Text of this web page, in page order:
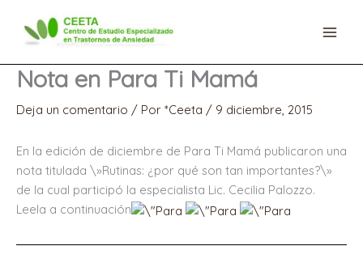
contenido
Nota en Para Ti Mamá
Deja un comentario / Por *Ceeta / 9 diciembre, 2015
En la edición de diciembre de Para Ti Mamá publicaron una
nota titulada \»Rutinas: ¿por qué son tan importantes?\»
de la cual participó la especialista Lic. Cecilia Palozzo.
Leela a continuación